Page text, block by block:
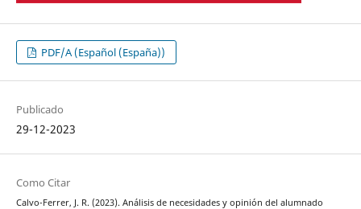
PDF/A (Español (España))
Publicado
29-12-2023
Como Citar
Calvo-Ferrer, J. R. (2023). Análisis de necesidades y opinión del alumnado